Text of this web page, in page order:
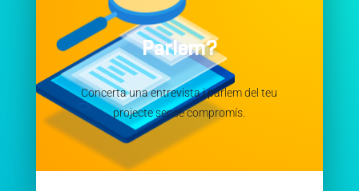
Parlem?
Concerta una entrevista i parlem del teu
projecte sense compromís.